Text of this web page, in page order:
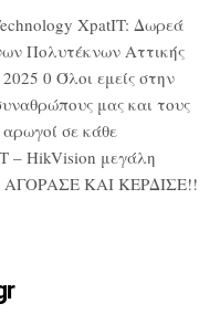
XpatIT: Δωρεά
Πολυτέκνων Αττικής
0 Όλοι εμείς στην
μας και τους
σε κάθε
– HikVision μεγάλη
ΑΓΟΡΑΣΕ ΚΑΙ ΚΕΡΔΙΣΕ!!